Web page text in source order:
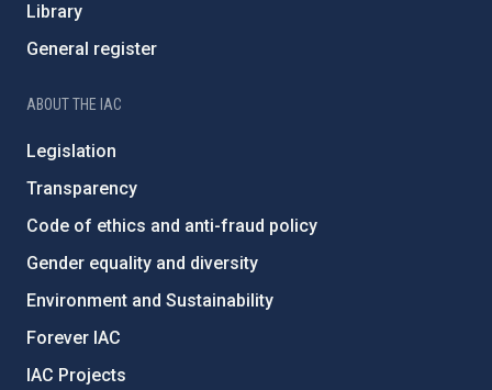
Library
General register
ABOUT THE IAC
Legislation
Transparency
Code of ethics and anti-fraud policy
Gender equality and diversity
Environment and Sustainability
Forever IAC
IAC Projects